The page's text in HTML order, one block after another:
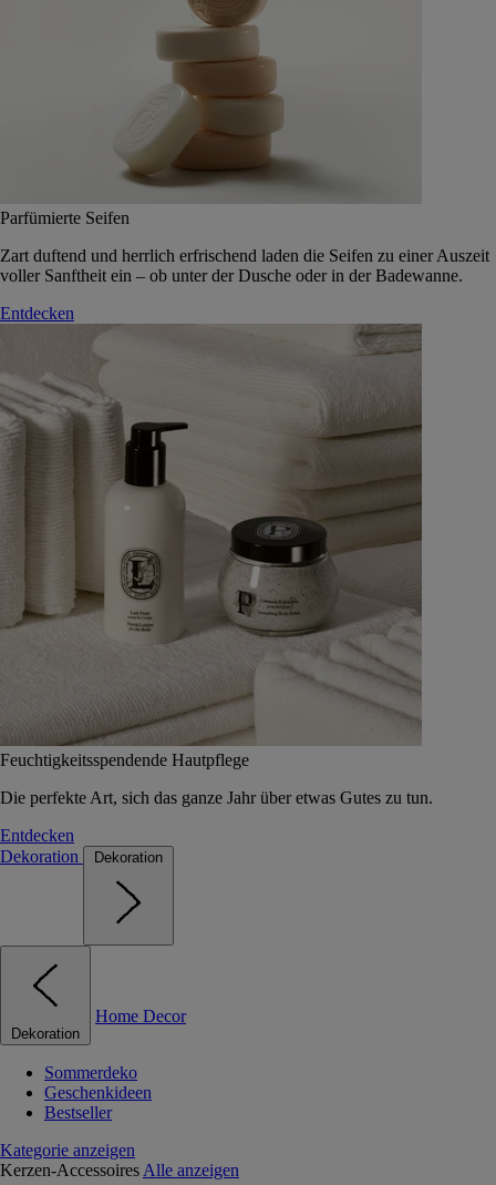
Parfümierte Seifen
Zart duftend und herrlich erfrischend laden die Seifen zu einer Auszeit
voller Sanftheit ein – ob unter der Dusche oder in der Badewanne.
Entdecken
Feuchtigkeitsspendende Hautpflege
Die perfekte Art, sich das ganze Jahr über etwas Gutes zu tun.
Entdecken
Dekoration
Dekoration
Dekoration
Home Decor
Sommerdeko
Geschenkideen
Bestseller
Kategorie anzeigen
Kerzen-Accessoires Alle anzeigen